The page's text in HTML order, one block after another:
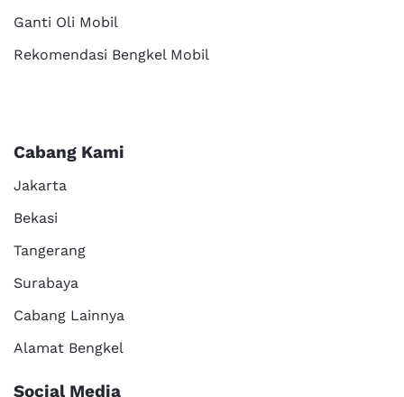
Ganti Oli Mobil
Rekomendasi Bengkel Mobil
Cabang Kami
Jakarta
Bekasi
Tangerang
Surabaya
Cabang Lainnya
Alamat Bengkel
Social Media